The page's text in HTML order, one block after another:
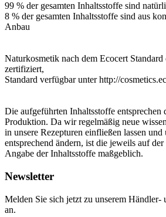
99 % der gesamten Inhaltsstoffe sind
8 % der gesamten Inhaltsstoffe sind aus
Anbau
Naturkosmetik nach dem Ecocert
zertifiziert,
Standard verfügbar unter http://
Die aufgeführten Inhaltsstoffe entsprechen
Produktion. Da wir regelmäßig neue
in unsere Rezepturen einfließen lassen
entsprechend ändern, ist die jeweils auf
Angabe der Inhaltsstoffe maßgeblich.
Newsletter
Melden Sie sich jetzt zu unserem
an.